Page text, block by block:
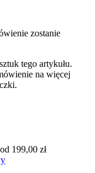
zostanie
tego artykułu.
na więcej
od 199,00 zł